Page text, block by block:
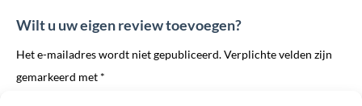
Wilt u uw eigen review toevoegen?
Het e-mailadres wordt niet gepubliceerd. Verplichte velden zijn
gemarkeerd met *